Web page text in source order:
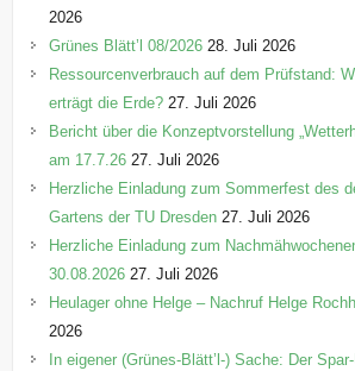
e
n
2026
Grünes Blätt’l 08/2026 28. Juli 2026
Ressourcenverbrauch auf dem Prüfstand:
erträgt die Erde? 27. Juli 2026
Bericht über die Konzeptvorstellung
am 17.7.26 27. Juli 2026
Herzliche Einladung zum Sommerfest des
Gartens der TU Dresden 27. Juli 2026
Herzliche Einladung zum
30.08.2026 27. Juli 2026
Heulager ohne Helge – Nachruf Helge
2026
In eigener (Grünes-Blätt’l-) Sache: Der